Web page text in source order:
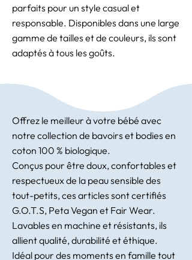
parfaits pour un style casual et
responsable. Disponibles dans une large
gamme de tailles et de couleurs, ils sont
adaptés à tous les goûts.
Offrez le meilleur à votre bébé avec
notre collection de bavoirs et bodies en
coton 100 % biologique.
Conçus pour être doux, confortables et
respectueux de la peau sensible des
tout-petits, ces articles sont certifiés
G.O.T.S, Peta Vegan et Fair Wear.
Lavables en machine et résistants, ils
allient qualité, durabilité et éthique.
Idéal pour des moments en famille tout